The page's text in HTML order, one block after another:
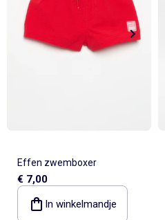
Effen zwemboxer
€ 7,00
In winkelmandje